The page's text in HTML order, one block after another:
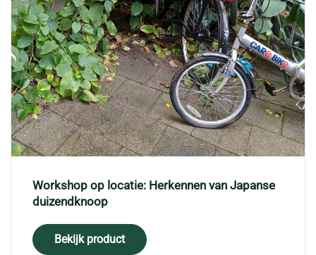
Workshop op locatie: Herkennen van Japanse
duizendknoop
Bekijk product